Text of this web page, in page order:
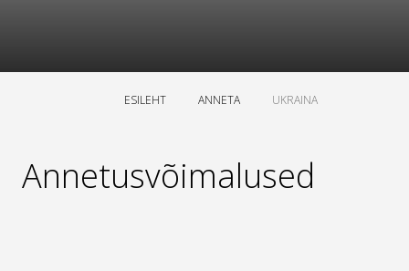
ESILEHT ANNETA UKRAINA
Annetusvõimalused